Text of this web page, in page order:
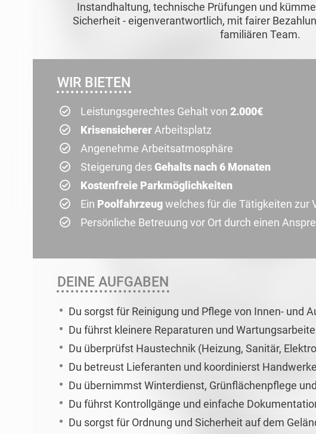
Instandhaltung, technische Prüfungen und
Sicherheit - eigenverantwortlich, mit fairer
familiären Team.
WIR BIETEN
Leistungsgerechtes Gehalt von 2.000€
Krisensicherer Arbeitsplatz
Angenehme Arbeitsatmosphäre
Steigerung desGehalts nach 6 Monaten
Kostenfreie Parkmöglichkeiten
Ein Poolfahrzeugwelches für die Tätigkeiten zur
Persönliche Betreuung vor Ort durch einen
DEINE AUFGABEN
Du sorgst für Reinigung und Pflege von Innen- und
Du führst kleinere Reparaturen und
Du überprüfst Haustechnik (Heizung, Sanitär,
Du betreust Lieferanten und koordinierst
Du übernimmst Winterdienst, Grünflächenpflege
Du führst Kontrollgänge und einfache
Du sorgst für Ordnung und Sicherheit auf dem